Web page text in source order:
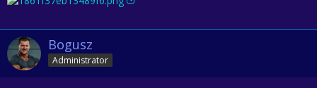
Bogusz
Administrator